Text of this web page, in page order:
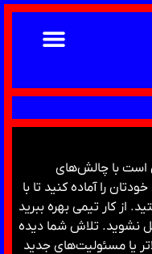
است با چالش‌های
را آماده کنید تا با
از کار تیمی بهره ببرید
نشوید. تلاش شما دیده
یا مسئولیت‌های جدید